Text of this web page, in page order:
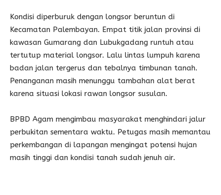
Kondisi diperburuk dengan longsor beruntun di
Kecamatan Palembayan. Empat titik jalan provinsi di
kawasan Gumarang dan Lubukgadang runtuh atau
tertutup material longsor. Lalu lintas lumpuh karena
badan jalan tergerus dan tebalnya timbunan tanah.
Penanganan masih menunggu tambahan alat berat
karena situasi lokasi rawan longsor susulan.
BPBD Agam mengimbau masyarakat menghindari jalur
perbukitan sementara waktu. Petugas masih memantau
perkembangan di lapangan mengingat potensi hujan
masih tinggi dan kondisi tanah sudah jenuh air.